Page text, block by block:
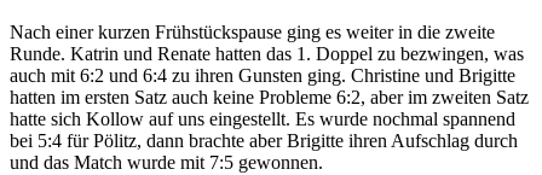
Nach einer kurzen Frühstückspause ging es weiter in die zweite
Runde. Katrin und Renate hatten das 1. Doppel zu bezwingen, was
auch mit 6:2 und 6:4 zu ihren Gunsten ging. Christine und Brigitte
hatten im ersten Satz auch keine Probleme 6:2, aber im zweiten Satz
hatte sich Kollow auf uns eingestellt. Es wurde nochmal spannend
bei 5:4 für Pölitz, dann brachte aber Brigitte ihren Aufschlag durch
und das Match wurde mit 7:5 gewonnen.